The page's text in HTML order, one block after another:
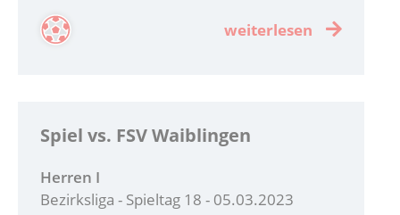
weiterlesen
Spiel vs. FSV Waiblingen
Herren I
Bezirksliga - Spieltag 18 - 05.03.2023